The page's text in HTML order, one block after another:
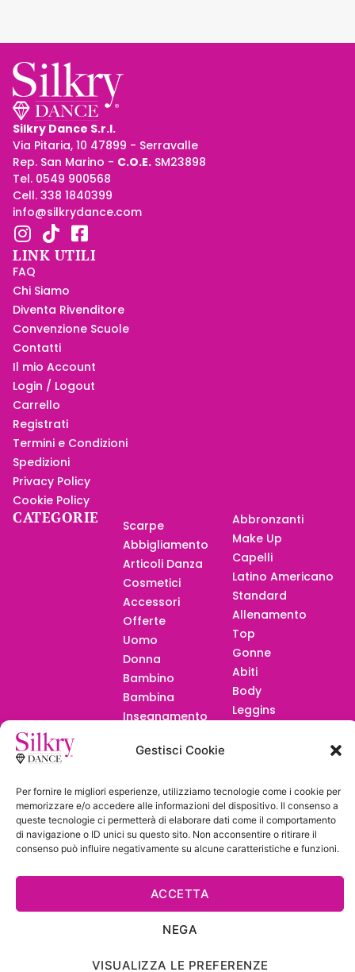
Gestisci Cookie
Per fornire le migliori esperienze, utilizziamo tecnologie come i cookie per
memorizzare e/o accedere alle informazioni del dispositivo. Il consenso a
queste tecnologie ci permetterà di elaborare dati come il comportamento
di navigazione o ID unici su questo sito. Non acconsentire o ritirare il
consenso può influire negativamente su alcune caratteristiche e funzioni.
ACCETTA
NEGA
VISUALIZZA LE PREFERENZE
Silkry Dance S.r.l.
Via Pitaria, 10 47899 - Serravalle
Rep. San Marino - C.O.E. SM23898
Tel. 0549 900568
Cell. 338 1840399
info@silkrydance.com
LINK UTILI
FAQ
Chi Siamo
Diventa Rivenditore
Convenzione Scuole
Contatti
Il mio Account
Login / Logout
Carrello
Registrati
Termini e Condizioni
Spedizioni
Privacy Policy
Cookie Policy
CATEGORIE
Scarpe
Abbigliamento
Articoli Danza
Cosmetici
Accessori
Offerte
Uomo
Donna
Bambino
Bambina
Insegnamento
Abbronzanti
Make Up
Capelli
Latino Americano
Standard
Allenamento
Top
Gonne
Abiti
Body
Leggins
F.A.Q.
Rivenditore